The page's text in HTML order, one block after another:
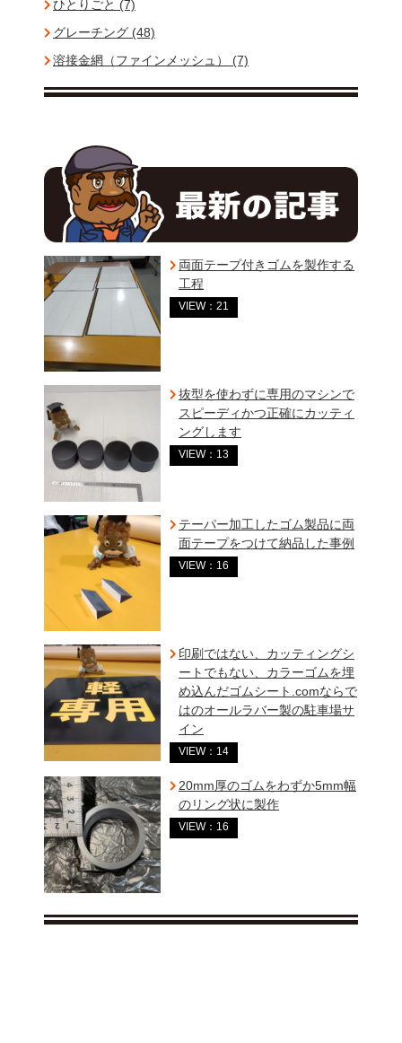
ひとりごと (7)
グレーチング (48)
溶接金網（ファインメッシュ） (7)
両面テープ付きゴムを製作する
工程
VIEW：21
抜型を使わずに専用のマシンで
スピーディかつ正確にカッティ
ングします
VIEW：13
テーパー加工したゴム製品に両
面テープをつけて納品した事例
VIEW：16
印刷ではない、カッティングシ
ートでもない、カラーゴムを埋
め込んだゴムシート.comならで
はのオールラバー製の駐車場サ
イン
VIEW：14
20mm厚のゴムをわずか5mm幅
のリング状に製作
VIEW：16